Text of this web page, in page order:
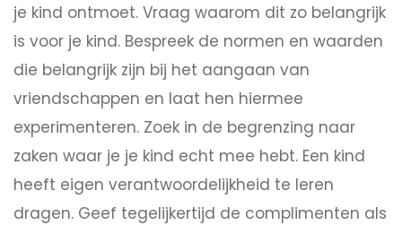
je kind ontmoet. Vraag waarom dit zo belangrijk
is voor je kind. Bespreek de normen en waarden
die belangrijk zijn bij het aangaan van
vriendschappen en laat hen hiermee
experimenteren. Zoek in de begrenzing naar
zaken waar je je kind echt mee hebt. Een kind
heeft eigen verantwoordelijkheid te leren
dragen. Geef tegelijkertijd de complimenten als